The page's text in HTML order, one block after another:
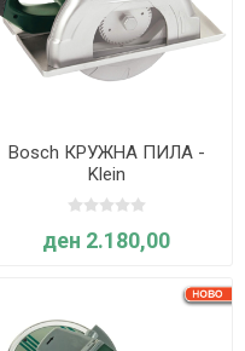
Bosch КРУЖНА ПИЛА -
Klein
ден 2.180,00